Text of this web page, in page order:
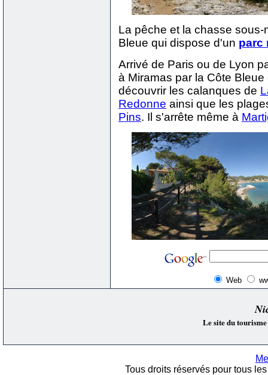
La pêche et la chasse
Bleue qui dispose d'un parc
Arrivé de Paris ou de Lyon
à Miramas par la Côte
découvrir les calanques de
Redonne ainsi que les
Pins. Il s'arrête même à
Web
Le site du
Tous droits réservés pour tous